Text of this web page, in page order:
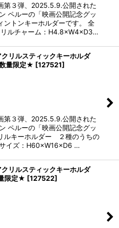
第３弾、2025.5.9.公開された
ペルーの「映画公開記念グッ
ントンキーホルダーです。 全
ルチャーム：H4.8×W4×D3…
リルスティックキーホルダ
量限定★ [127521]
第３弾、2025.5.9.公開された
ペルーの「映画公開記念グッ
ルキーホルダー ２種のうちの
イズ：H60×W16×D6 …
リルスティックキーホルダ
限定★ [127522]